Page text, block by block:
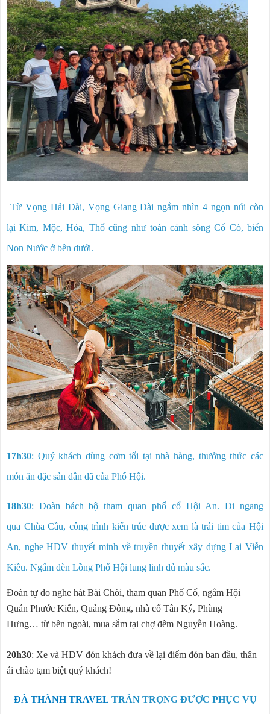
Từ Vọng Hải Đài, Vọng Giang Đài ngắm nhìn 4 ngọn núi còn
lại Kim, Mộc, Hỏa, Thổ cũng như toàn cảnh sông Cổ Cò, biển
Non Nước ở bên dưới.
17h30: Quý khách dùng cơm tối tại nhà hàng, thưởng thức các
món ăn đặc sản dân dã của Phố Hội.
18h30: Đoàn bách bộ tham quan phố cổ Hội An. Đi ngang
qua Chùa Cầu, công trình kiến trúc được xem là trái tim của Hội
An, nghe HDV thuyết minh về truyền thuyết xây dựng Lai Viễn
Kiều. Ngắm đèn Lồng Phố Hội lung linh đủ màu sắc.
Đoàn tự do nghe hát Bài Chòi, tham quan Phố Cổ, ngắm Hội
Quán Phước Kiến, Quảng Đông, nhà cổ Tân Ký, Phùng
Hưng… từ bên ngoài, mua sắm tại chợ đêm Nguyễn Hoàng.
20h30: Xe và HDV đón khách đưa về lại điểm đón ban đầu, thân
ái chào tạm biệt quý khách!
ĐÀ THÀNH TRAVEL TRÂN TRỌNG ĐƯỢC PHỤC VỤ